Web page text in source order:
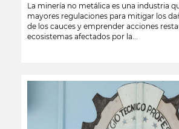
La minería no metálica es una industria
mayores regulaciones para mitigar los
de los cauces y emprender acciones
ecosistemas afectados por la...